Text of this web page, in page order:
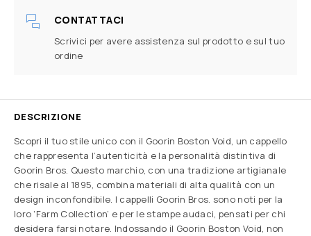
CONTATTACI
Scrivici per avere assistenza sul prodotto e sul tuo
ordine
DESCRIZIONE
Scopri il tuo stile unico con il Goorin Boston Void, un cappello
che rappresenta l’autenticità e la personalità distintiva di
Goorin Bros. Questo marchio, con una tradizione artigianale
che risale al 1895, combina materiali di alta qualità con un
design inconfondibile. I cappelli Goorin Bros. sono noti per la
loro ‘Farm Collection’ e per le stampe audaci, pensati per chi
desidera farsi notare. Indossando il Goorin Boston Void, non